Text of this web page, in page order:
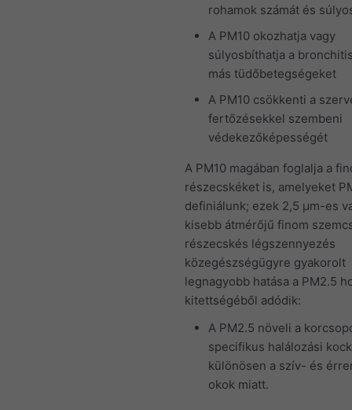
rohamok számát és
A PM10 okozhatja vagy
súlyosbíthatja a
más tüdőbetegségeket
A PM10 csökkenti a
fertőzésekkel szembeni
védekezőképességét
A PM10 magában foglalja a
részecskéket is, amelyeket
definiálunk; ezek 2,5 μm-es
kisebb átmérőjű finom
részecskés légszennyezés
közegészségügyre gyakorolt
legnagyobb hatása a PM2.5
kitettségéből adódik:
A PM2.5 növeli a
specifikus halálozási
különösen a szív- és
okok miatt.